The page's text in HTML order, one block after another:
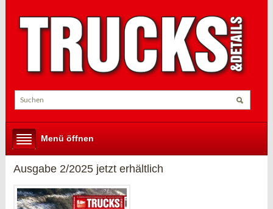
Menü öffnen
Ausgabe 2/2025 jetzt erhältlich